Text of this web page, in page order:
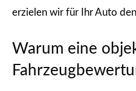
erzielen wir für Ihr Auto
Warum eine